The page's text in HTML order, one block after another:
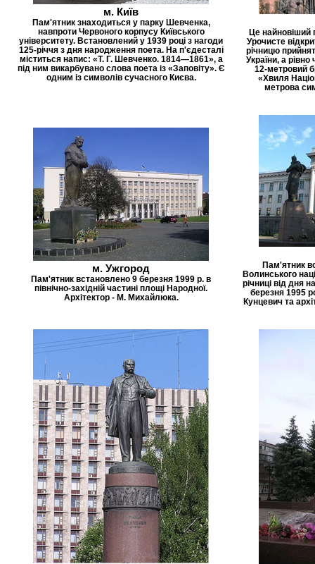
м. Київ
Пам'ятник знаходиться у парку Шевченка,
навпроти Червоного корпусу Київського
університету. Встановлений у 1939 році з нагоди
125-річчя з дня народження поета. На п'єдесталі
міститься напис: «Т. Г. Шевченко. 1814—1861», а
під ним викарбувано слова поета із «Заповіту». Є
одним із символів сучасного Києва.
Це найновіший
Урочисте
річницю
України, а
12-метровий
«Хвиля
метрова
м. Ужгород
Пам'ятник встановлено 9 березня 1999 р. в
північно-західній частині площі Народної.
Архітектор - М. Михайлюка.
Пам'ятник
Волинського
річниці від дня
березня 1995
Кунцевич та